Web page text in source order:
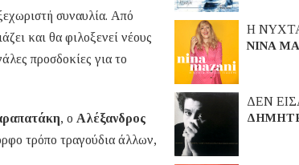
συναυλία. Από
και θα φιλοξενεί νέους
προσδοκίες για το
, ο Αλέξανδρος
τρόπο τραγούδια άλλων,
Η
ΝΙΝΑ
ΔΕΝ